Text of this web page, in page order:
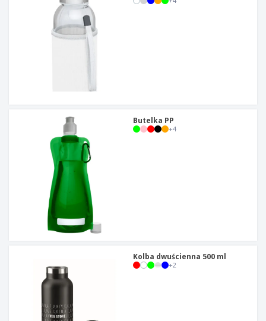
Butelka PP
+4
Kolba dwuścienna 500 ml
+2